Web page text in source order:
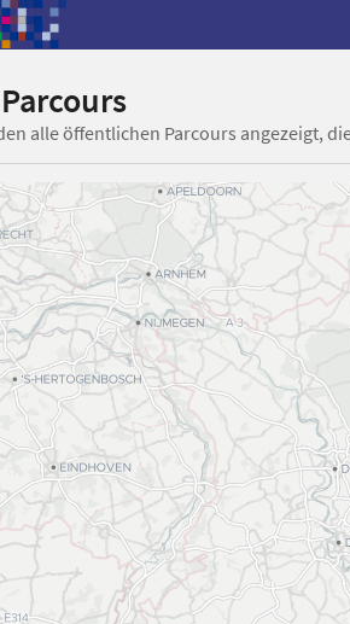
alle öffentlichen Parcours angezeigt,